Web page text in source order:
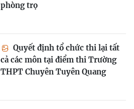
phòng trọ
Quyết định tổ chức thi lại tất
cả các môn tại điểm thi Trường
THPT Chuyên Tuyên Quang